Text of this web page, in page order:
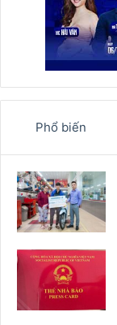
Phổ biến